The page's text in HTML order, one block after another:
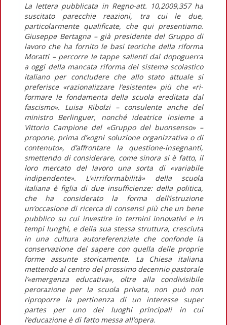
La lettera pubblicata in Regno-att. 10,2009,357 ha
suscitato parecchie reazioni, tra cui le due,
particolarmente qualificate, che qui presentiamo.
Giuseppe Bertagna – già presidente del Gruppo di
lavoro che ha fornito le basi teoriche della riforma
Moratti – percorre le tappe salienti dal dopoguerra
a oggi della mancata riforma del sistema scolastico
italiano per concludere che allo stato attuale si
preferisce «razionalizzare l’esistente» più che «ri-
formare le fondamenta della scuola ereditata dal
fascismo». Luisa Ribolzi – consulente anche del
ministro Berlinguer, nonché ideatrice insieme a
Vittorio Campione del «Gruppo del buonsenso» –
propone, prima d’«ogni soluzione organizzativa o di
contenuto», d’affrontare la questione-insegnanti,
smettendo di considerare, come sinora si è fatto, il
loro mercato del lavoro una sorta di «variabile
indipendente». L’«irriformabilità» della scuola
italiana è figlia di due insufficienze: della politica,
che ha considerato la forma dell’istruzione
un’occasione di ricerca di consensi più che un bene
pubblico su cui investire in termini innovativi e in
tempi lunghi, e della sua stessa struttura, cresciuta
in una cultura autoreferenziale che confonde la
conservazione del sapere con quella delle proprie
forme assunte storicamente. La Chiesa italiana
mettendo al centro del prossimo decennio pastorale
l’«emergenza educativa», oltre alla condivisibile
perorazione per la scuola privata, non può non
riproporre la pertinenza di un interesse super
partes per uno dei luoghi principali in cui
l’educazione è di fatto messa all’opera.